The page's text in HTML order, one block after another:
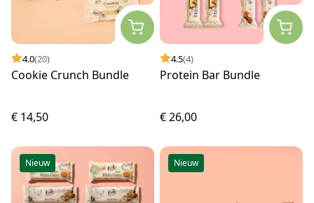
4.0(20)
Cookie Crunch Bundle
€ 14,50
4.5(4)
Protein Bar Bundle
€ 26,00
Nieuw Nieuw